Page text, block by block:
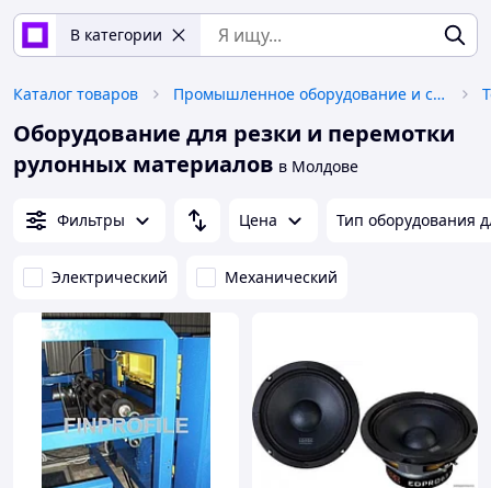
В категории
Каталог товаров Промышленное оборудование и станки
Оборудование для резки и перемотки
рулонных материалов в Молдове
Фильтры Цена Тип оборудования
Электрический Механический